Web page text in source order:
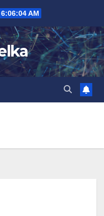
6:06:04 AM